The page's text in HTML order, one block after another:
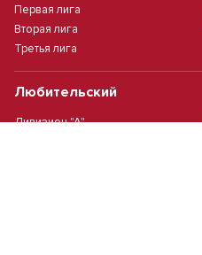
Первая лига
Вторая лига
Третья лига
Любительский
Дивизион "А"